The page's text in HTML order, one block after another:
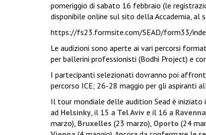
pomeriggio di sabato 16 febbraio (le
disponibile online sul sito della Accademia, al
https://fs23.formsite.com/SEAD/form33/
Le audizioni sono aperte ai vari percorsi
per ballerini professionisti (Bodhi Project) e
I partecipanti selezionati dovranno poi
percorso ICE; 26-28 maggio per gli aspiranti
Il tour mondiale delle audition Sead è iniziato
ad Helsinky, il 15 a Tel Aviv e il 16 a Ravenna
marzo), Bruxelles (23 marzo), Oporto (24